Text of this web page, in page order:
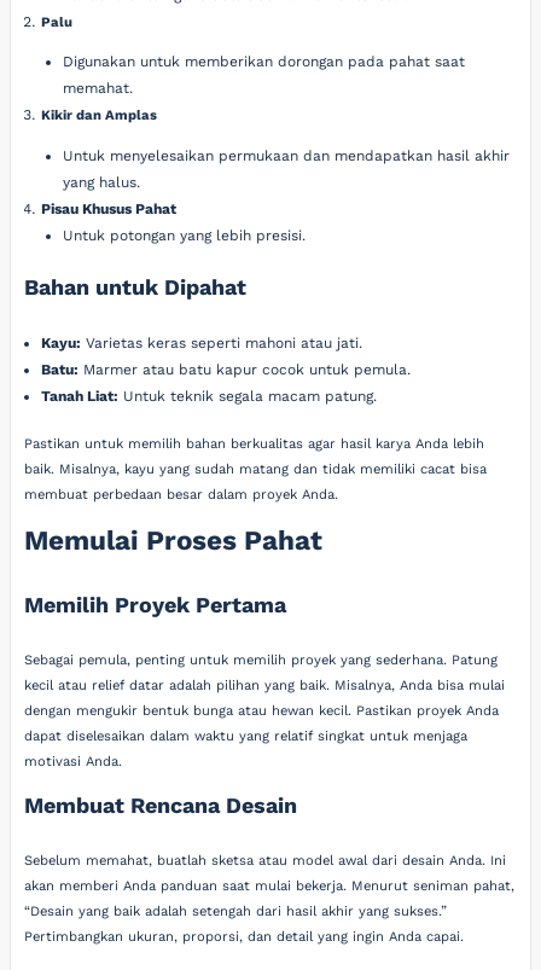
Palu
Digunakan untuk memberikan dorongan pada pahat saat
memahat.
Kikir dan Amplas
Untuk menyelesaikan permukaan dan mendapatkan hasil akhir
yang halus.
Pisau Khusus Pahat
Untuk potongan yang lebih presisi.
Bahan untuk Dipahat
Kayu: Varietas keras seperti mahoni atau jati.
Batu: Marmer atau batu kapur cocok untuk pemula.
Tanah Liat: Untuk teknik segala macam patung.
Pastikan untuk memilih bahan berkualitas agar hasil karya Anda lebih
baik. Misalnya, kayu yang sudah matang dan tidak memiliki cacat bisa
membuat perbedaan besar dalam proyek Anda.
Memulai Proses Pahat
Memilih Proyek Pertama
Sebagai pemula, penting untuk memilih proyek yang sederhana. Patung
kecil atau relief datar adalah pilihan yang baik. Misalnya, Anda bisa mulai
dengan mengukir bentuk bunga atau hewan kecil. Pastikan proyek Anda
dapat diselesaikan dalam waktu yang relatif singkat untuk menjaga
motivasi Anda.
Membuat Rencana Desain
Sebelum memahat, buatlah sketsa atau model awal dari desain Anda. Ini
akan memberi Anda panduan saat mulai bekerja. Menurut seniman pahat,
“Desain yang baik adalah setengah dari hasil akhir yang sukses.”
Pertimbangkan ukuran, proporsi, dan detail yang ingin Anda capai.